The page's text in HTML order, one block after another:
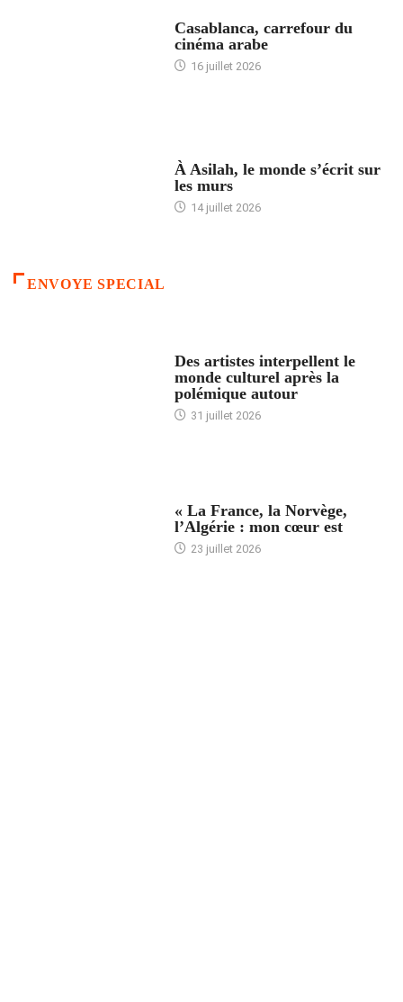
Casablanca, carrefour du
cinéma arabe
16 juillet 2026
À Asilah, le monde s’écrit sur
les murs
14 juillet 2026
ENVOYE SPECIAL
Des artistes interpellent le
monde culturel après la
polémique autour
31 juillet 2026
« La France, la Norvège,
l’Algérie : mon cœur est
23 juillet 2026